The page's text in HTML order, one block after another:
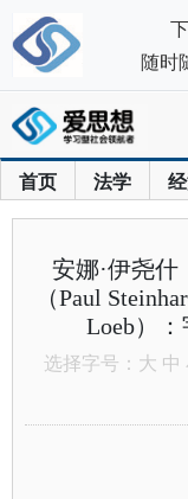
首页 法学
安娜·伊尧什
（Paul
Loeb）
选择字号： 大 中
随时